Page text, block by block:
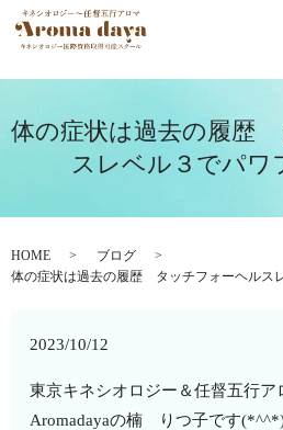
体の症状は過去の履歴
スレベル３でパワ
HOME
ブログ
体の症状は過去の履歴 タッチフォーヘルス
2023/10/12
東京キネシオロジー＆任督五行ア
Aromadayaの楠 りつ子です